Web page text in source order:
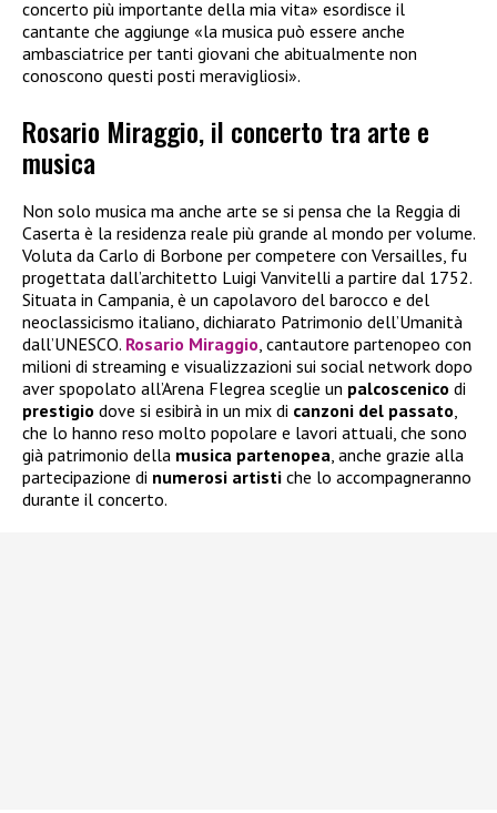
concerto più importante della mia vita» esordisce il
cantante che aggiunge «la musica può essere anche
ambasciatrice per tanti giovani che abitualmente non
conoscono questi posti meravigliosi».
Rosario Miraggio, il concerto tra arte e
musica
Non solo musica ma anche arte se si pensa che la Reggia di
Caserta è la residenza reale più grande al mondo per volume.
Voluta da Carlo di Borbone per competere con Versailles, fu
progettata dall’architetto Luigi Vanvitelli a partire dal 1752.
Situata in Campania, è un capolavoro del barocco e del
neoclassicismo italiano, dichiarato Patrimonio dell’Umanità
dall’UNESCO. Rosario Miraggio, cantautore partenopeo con
milioni di streaming e visualizzazioni sui social network dopo
aver spopolato all’Arena Flegrea sceglie un palcoscenico di
prestigio dove si esibirà in un mix di canzoni del passato,
che lo hanno reso molto popolare e lavori attuali, che sono
già patrimonio della musica partenopea, anche grazie alla
partecipazione di numerosi artisti che lo accompagneranno
durante il concerto.